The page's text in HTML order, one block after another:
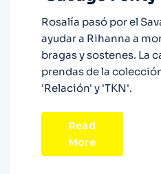
Rosalía pasó por el
ayudar a Rihanna a
bragas y sostenes. La
prendas de la
'Relación' y 'TKN'.
Read
More